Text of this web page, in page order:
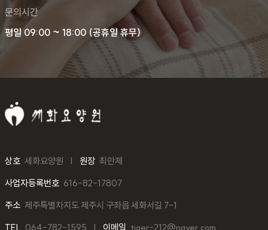
문의시간
평일 09:00 ~ 18:00 (공휴일 휴무)
상호 세화요양원 원장 최만제
사업자등록번호 616-82-17807
주소 제주특별차지도 제주시 구좌읍 세화서길 7-1
TEL 064-782-1595 이메일 tiger-212@naver.com